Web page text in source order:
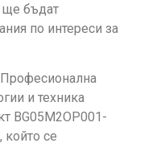
ще бъдат
по интереси за
и техника
BG05M2OP001-
който се